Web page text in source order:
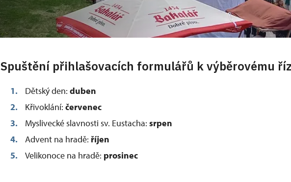
Spuštění přihlašovacích formulářů k výběrovému
Dětský den: duben
Křivoklání: červenec
Myslivecké slavnosti sv. Eustacha: srpen
Advent na hradě: říjen
Velikonoce na hradě: prosinec